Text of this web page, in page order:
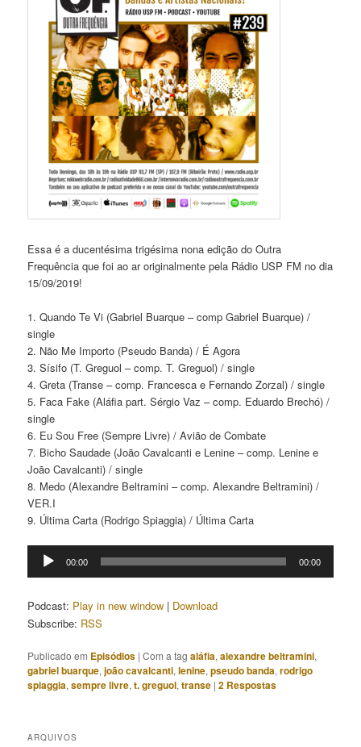
Essa é a ducentésima trigésima nona edição do Outra
Frequência que foi ao ar originalmente pela Rádio USP FM no dia
15/09/2019!
1. Quando Te Vi (Gabriel Buarque – comp Gabriel Buarque) /
single
2. Não Me Importo (Pseudo Banda) / É Agora
3. Sísifo (T. Greguol – comp. T. Greguol) / single
4. Greta (Transe – comp. Francesca e Fernando Zorzal) / single
5. Faca Fake (Aláfia part. Sérgio Vaz – comp. Eduardo Brechó) /
single
6. Eu Sou Free (Sempre Livre) / Avião de Combate
7. Bicho Saudade (João Cavalcanti e Lenine – comp. Lenine e
João Cavalcanti) / single
8. Medo (Alexandre Beltramini – comp. Alexandre Beltramini) /
VER.I
9. Última Carta (Rodrigo Spiaggia) / Última Carta
Tocador
00:00 00:00
Podcast: Play in new window | Download
Subscribe: RSS
Publicado em Episódios |Com a tagaláfia,alexandre beltramini,
gabriel buarque,joão cavalcanti,lenine,pseudo banda,rodrigo
spiaggia,sempre livre,t. greguol,transe |2 Respostas
ARQUIVOS